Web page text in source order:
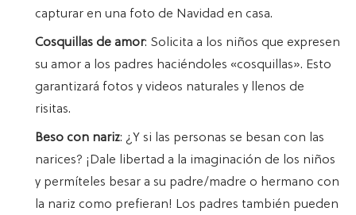
capturar en una foto de Navidad en casa.
Cosquillas de amor: Solicita a los niños que expresen
su amor a los padres haciéndoles «cosquillas». Esto
garantizará fotos y videos naturales y llenos de
risitas.
Beso con nariz: ¿Y si las personas se besan con las
narices? ¡Dale libertad a la imaginación de los niños
y permíteles besar a su padre/madre o hermano con
la nariz como prefieran! Los padres también pueden